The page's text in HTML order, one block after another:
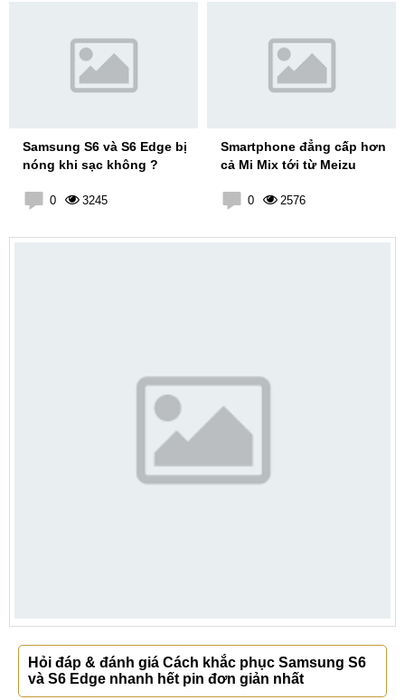
Samsung S6 và S6 Edge bị
nóng khi sạc không ?
0 3245
Smartphone đẳng cấp hơn
cả Mi Mix tới từ Meizu
0 2576
Hỏi đáp & đánh giá Cách khắc phục Samsung S6
và S6 Edge nhanh hết pin đơn giản nhất